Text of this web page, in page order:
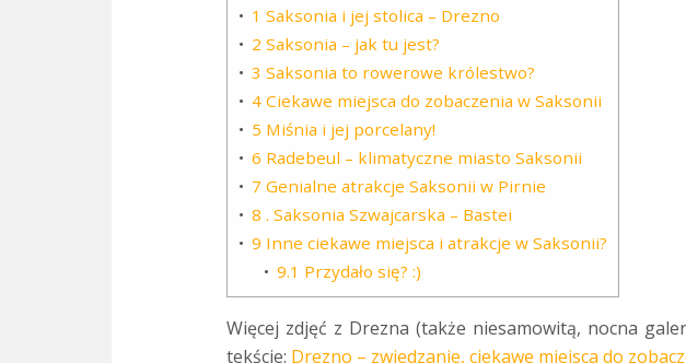
1 Saksonia i jej stolica – Drezno
2 Saksonia – jak tu jest?
3 Saksonia to rowerowe królestwo?
4 Ciekawe miejsca do zobaczenia w Saksonii
5 Miśnia i jej porcelany!
6 Radebeul – klimatyczne miasto Saksonii
7 Genialne atrakcje Saksonii w Pirnie
8 . Saksonia Szwajcarska – Bastei
9 Inne ciekawe miejsca i atrakcje w Saksonii?
9.1 Przydało się? :)
Więcej zdjęć z Drezna (także niesamowitą, nocna
tekście: Drezno – zwiedzanie, ciekawe miejsca do